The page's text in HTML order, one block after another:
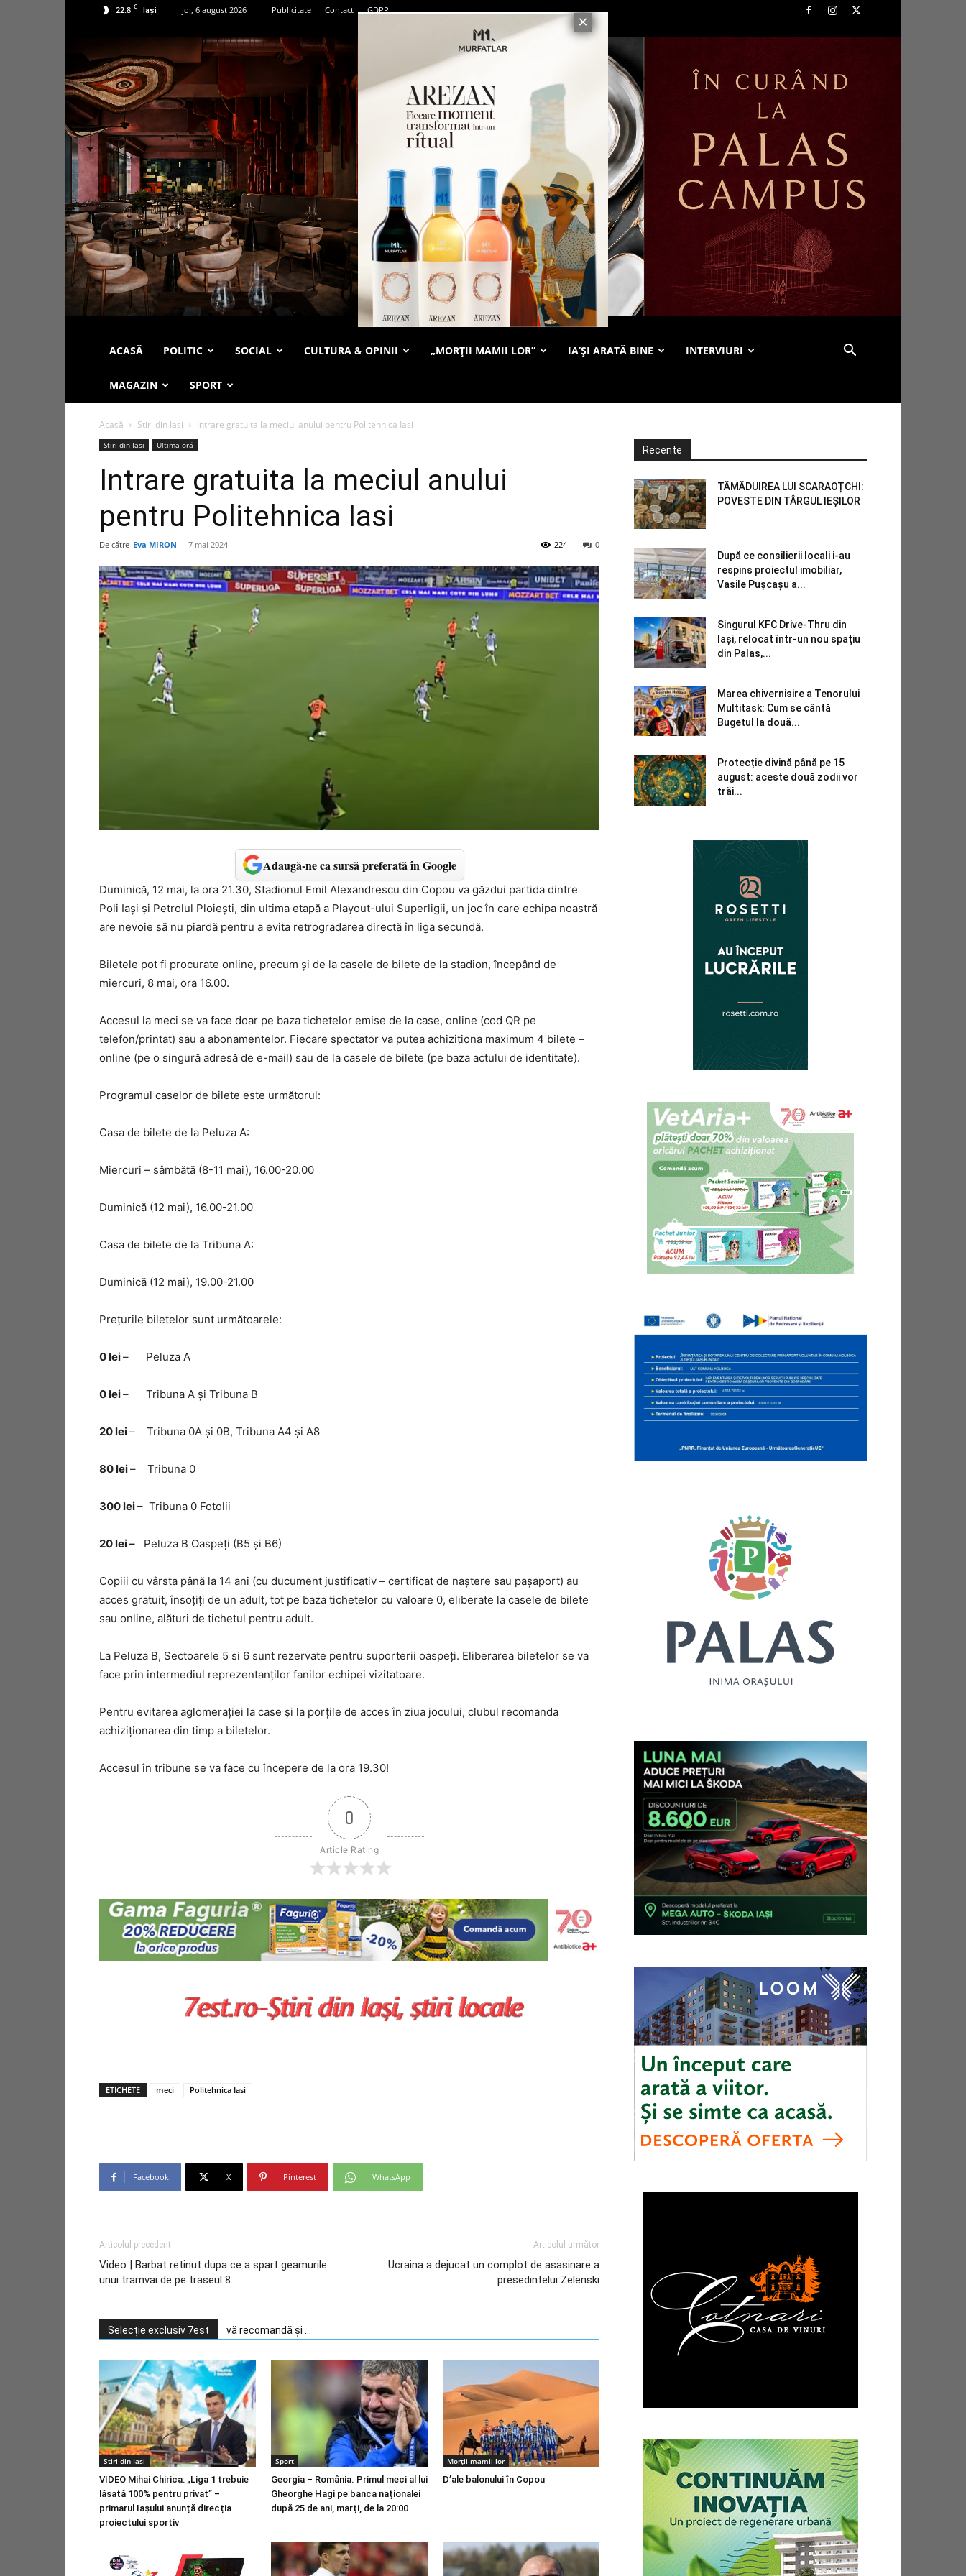
22.8 C Iași joi, 6 august 2026 Publicitate Contact GDPR
ACASĂ POLITIC SOCIAL CULTURA & OPINII „MORȚII MAMII LOR” IA’ȘI ARATĂ BINE INTERVIURI
MAGAZIN SPORT
Acasă Stiri din Iasi Intrare gratuita la meciul anului pentru Politehnica Iasi
Stiri din Iasi Ultima oră
Intrare gratuita la meciul anului
pentru Politehnica Iasi
De către Eva MIRON - 7 mai 2024 0
224
Adaugă-ne ca sursă preferată în Google
Duminică, 12 mai, la ora 21.30, Stadionul Emil Alexandrescu din Copou va găzdui partida dintre
Poli Iași și Petrolul Ploiești, din ultima etapă a Playout-ului Superligii, un joc în care echipa noastră
are nevoie să nu piardă pentru a evita retrogradarea directă în liga secundă.
Biletele pot fi procurate online, precum și de la casele de bilete de la stadion, începând de
miercuri, 8 mai, ora 16.00.
Accesul la meci se va face doar pe baza tichetelor emise de la case, online (cod QR pe
telefon/printat) sau a abonamentelor. Fiecare spectator va putea achiziționa maximum 4 bilete –
online (pe o singură adresă de e-mail) sau de la casele de bilete (pe baza actului de identitate).
Programul caselor de bilete este următorul:
Casa de bilete de la Peluza A:
Miercuri – sâmbătă (8-11 mai), 16.00-20.00
Duminică (12 mai), 16.00-21.00
Casa de bilete de la Tribuna A:
Duminică (12 mai), 19.00-21.00
Prețurile biletelor sunt următoarele:
0 lei– Peluza A
0 lei– Tribuna A și Tribuna B
20 lei– Tribuna 0A și 0B, Tribuna A4 și A8
80 lei– Tribuna 0
300 lei– Tribuna 0 Fotolii
20 lei – Peluza B Oaspeți (B5 și B6)
Copiii cu vârsta până la 14 ani (cu ducument justificativ – certificat de naștere sau pașaport) au
acces gratuit, însoțiți de un adult, tot pe baza tichetelor cu valoare 0, eliberate la casele de bilete
sau online, alături de tichetul pentru adult.
La Peluza B, Sectoarele 5 si 6 sunt rezervate pentru suporterii oaspeți. Eliberarea biletelor se va
face prin intermediul reprezentanților fanilor echipei vizitatoare.
Pentru evitarea aglomerației la case și la porțile de acces în ziua jocului, clubul recomanda
achiziționarea din timp a biletelor.
Accesul în tribune se va face cu începere de la ora 19.30!
0
Article Rating
ETICHETE meci Politehnica Iasi
Facebook X Pinterest WhatsApp
Articolul precedent
Video | Barbat retinut dupa ce a spart geamurile
unui tramvai de pe traseul 8
Articolul următor
Ucraina a dejucat un complot de asasinare a
presedintelui Zelenski
Selecție exclusiv 7est vă recomandă și ...
Stiri din Iasi
VIDEO Mihai Chirica: „Liga 1 trebuie
lăsată 100% pentru privat” –
primarul Iașului anunță direcția
proiectului sportiv
Sport
Georgia – România. Primul meci al lui
Gheorghe Hagi pe banca naționalei
după 25 de ani, marți, de la 20:00
Morții mamii lor
D’ale balonului în Copou
Recente
TĂMĂDUIREA LUI SCARAOȚCHI:
POVESTE DIN TÂRGUL IEȘILOR
După ce consilierii locali i-au
respins proiectul imobiliar,
Vasile Pușcașu a...
Singurul KFC Drive-Thru din
Iași, relocat într-un nou spaţiu
din Palas,...
Marea chivernisire a Tenorului
Multitask: Cum se cântă
Bugetul la două...
Protecție divină până pe 15
august: aceste două zodii vor
trăi...